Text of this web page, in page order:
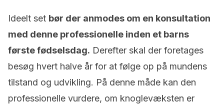
Ideelt set bør der anmodes om en konsultation
med denne professionelle inden et barns
første fødselsdag. Derefter skal der foretages
besøg hvert halve år for at følge op på mundens
tilstand og udvikling. På denne måde kan den
professionelle vurdere, om knoglevæksten er